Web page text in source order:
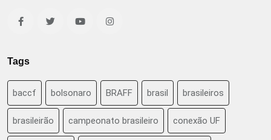
Tags
baccf bolsonaro BRAFF brasil brasileiros
brasileirão campeonato brasileiro conexão UF